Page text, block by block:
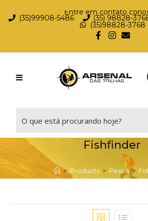
Entre em contato
(35)99908-5486 (35) 98828-
(35)98828-3768
Fishfinder
> Products > Pesca >